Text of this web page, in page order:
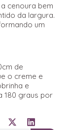
cenoura bem
da largura.
um
de
o creme e
e
180 graus por